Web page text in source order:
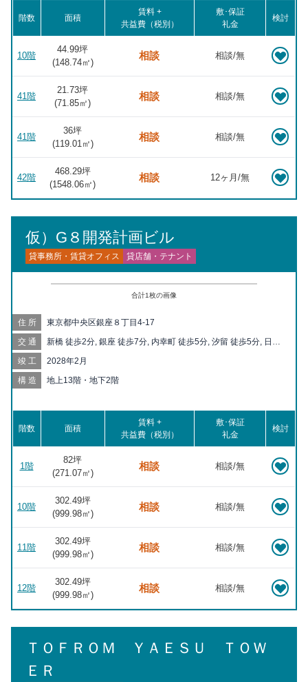
橋 徒歩20分, 小川町 徒歩20分
階数 面積
賃料 +
共益費（税別）
敷･保証
礼金
検討
10階
44.99坪
(148.74㎡)
相談 相談/無
41階
21.73坪
(71.85㎡)
相談 相談/無
41階
36坪
(119.01㎡)
相談 相談/無
42階
468.29坪
(1548.06㎡)
相談 12ヶ月/無
仮）G８開発計画ビル
貸事務所・賃貸オフィス 貸店舗・テナント
合計1枚の画像
住所 東京都中央区銀座８丁目4-17
交通
新橋 徒歩2分, 銀座 徒歩7分, 内幸町 徒歩5分, 汐留 徒歩5分, 日比
分, 有楽町 徒歩10分, 虎ノ門 徒歩11分, 銀座一丁目 徒歩12分, 御
成門 徒歩13分, 虎ノ門ヒルズ 徒歩13分, 築地 徒歩15分, 東京 徒
徒歩18分, 浜松町 徒歩18分, 神谷町 徒歩18分, 国会議事堂前 徒歩
18分, 溜池山王 徒歩20分, 竹芝 徒歩20分
竣工 2028年2月
構造 地上13階・地下2階
階数 面積
賃料 +
共益費（税別）
敷･保証
礼金
検討
1階
82坪
(271.07㎡)
相談 相談/無
10階
302.49坪
(999.98㎡)
相談 相談/無
11階
302.49坪
(999.98㎡)
相談 相談/無
12階
302.49坪
(999.98㎡)
相談 相談/無
ＴＯＦＲＯＭ ＹＡＥＳＵ ＴＯＷ
ＥＲ